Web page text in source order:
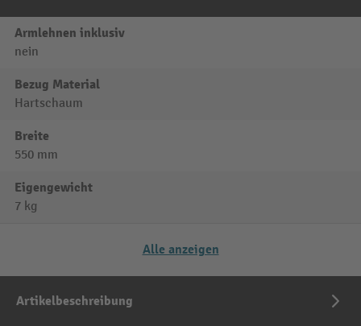
Armlehnen inklusiv
nein
Bezug Material
Hartschaum
Breite
550 mm
Eigengewicht
7 kg
Alle anzeigen
Artikelbeschreibung